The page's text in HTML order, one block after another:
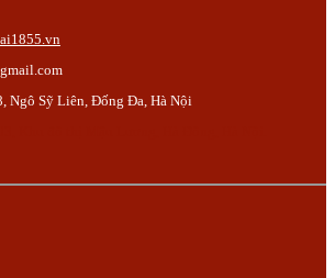
Ngô Sỹ Liên, Đống Đa, Hà Nội